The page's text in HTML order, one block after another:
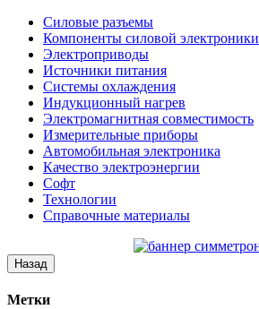
Силовые разъемы
Компоненты силовой электроники
Электроприводы
Источники питания
Системы охлаждения
Индукционный нагрев
Электромагнитная совместимость
Измерительные приборы
Автомобильная электроника
Качество электроэнергии
Софт
Технологии
Справочные материалы
Метки